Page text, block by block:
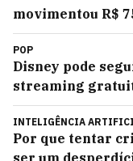
movimentou R$
POP
Disney pode
streaming
INTELIGÊNCIA
Por que tentar
ser um